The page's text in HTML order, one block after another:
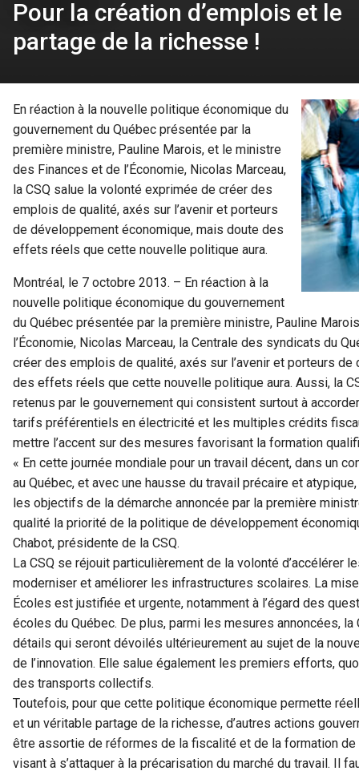
Pour la création d’emplois et le
partage de la richesse !
En réaction à la nouvelle politique économique du
gouvernement du Québec présentée par la
première ministre, Pauline Marois, et le ministre
des Finances et de l’Économie, Nicolas Marceau,
la CSQ salue la volonté exprimée de créer des
emplois de qualité, axés sur l’avenir et porteurs
de développement économique, mais doute des
effets réels que cette nouvelle politique aura.
Montréal, le 7 octobre 2013. – En réaction à la
nouvelle politique économique du gouvernement
du Québec présentée par la première ministre, Pauline
l’Économie, Nicolas Marceau, la Centrale des syndicats du
créer des emplois de qualité, axés sur l’avenir et porteurs
des effets réels que cette nouvelle politique aura. Aussi, la
retenus par le gouvernement qui consistent surtout à
tarifs préférentiels en électricité et les multiples crédits
mettre l’accent sur des mesures favorisant la formation
« En cette journée mondiale pour un travail décent, dans un
au Québec, et avec une hausse du travail précaire et
les objectifs de la démarche annoncée par la première
qualité la priorité de la politique de développement
Chabot, présidente de la CSQ.
La CSQ se réjouit particulièrement de la volonté d’accélérer
moderniser et améliorer les infrastructures scolaires. La
Écoles est justifiée et urgente, notamment à l’égard des
écoles du Québec. De plus, parmi les mesures annoncées,
détails qui seront dévoilés ultérieurement au sujet de la
de l’innovation. Elle salue également les premiers efforts,
des transports collectifs.
Toutefois, pour que cette politique économique permette
et un véritable partage de la richesse, d’autres actions
être assortie de réformes de la fiscalité et de la formation
visant à s’attaquer à la précarisation du marché du travail. Il